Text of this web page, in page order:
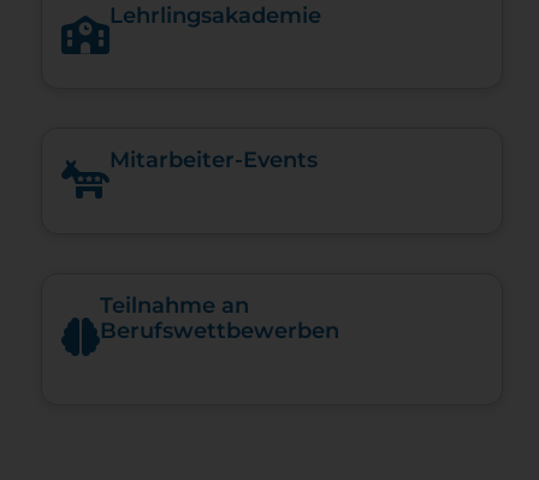
Lehrlingsakademie
Mitarbeiter-Events
Teilnahme an
Berufswettbewerben